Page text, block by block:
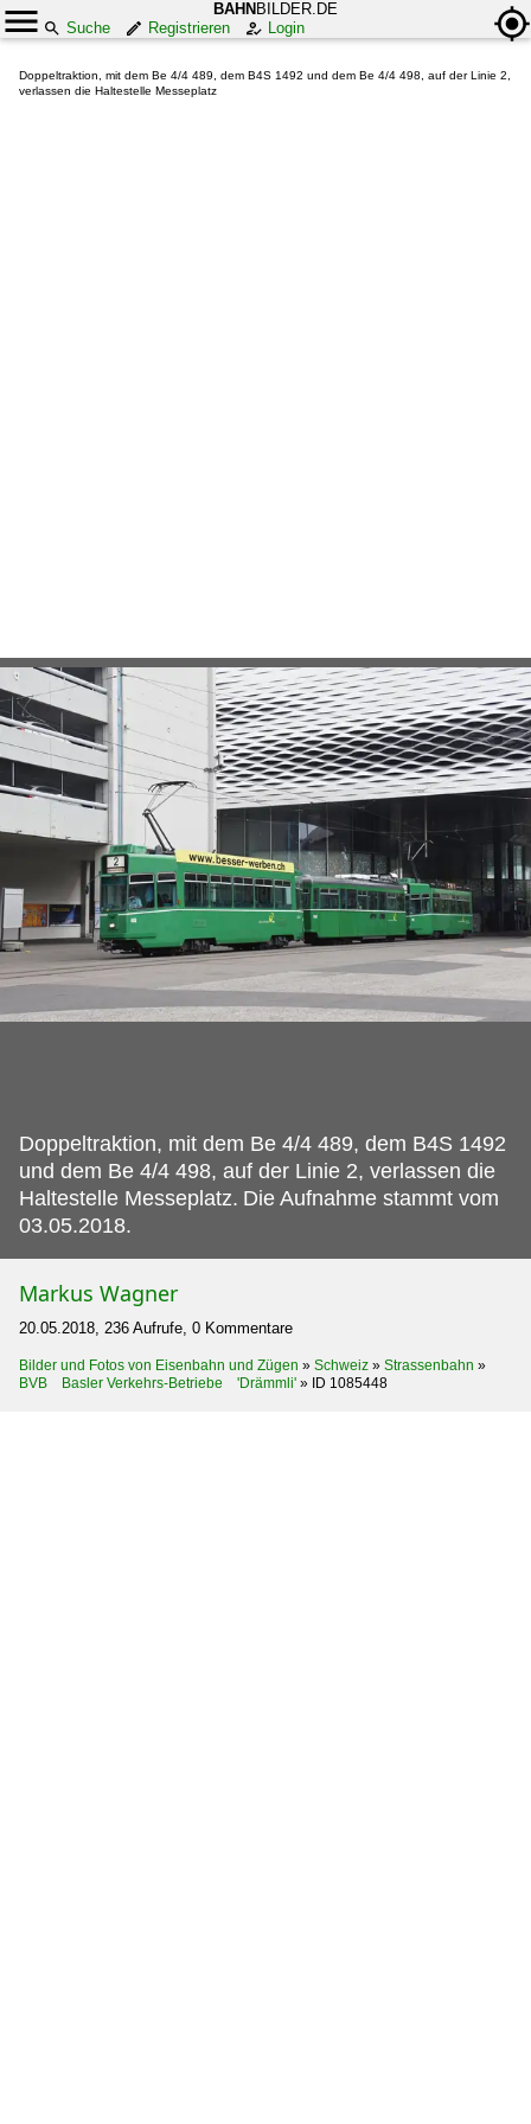
BAHN BILDER.DE
Suche
Registrieren Login
Doppeltraktion, mit dem Be 4/4 489, dem B4S 1492 und dem Be 4/4 498, auf der Linie 2,
verlassen die Haltestelle Messeplatz
Doppeltraktion, mit dem Be 4/4 489, dem B4S 1492
und dem Be 4/4 498, auf der Linie 2, verlassen die
Haltestelle Messeplatz. Die Aufnahme stammt vom
03.05.2018.
Markus Wagner
20.05.2018, 236 Aufrufe, 0 Kommentare
Bilder und Fotos von Eisenbahn und Zügen » Schweiz » Strassenbahn »
BVB Basler Verkehrs-Betriebe 'Drämmli' » ID 1085448